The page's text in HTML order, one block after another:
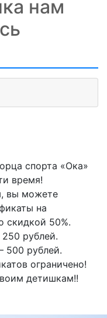
нам
спорта «Ока»
время!
вы можете
на
скидкой 50%.
рублей.
500 рублей.
ограничено!
детишкам!!